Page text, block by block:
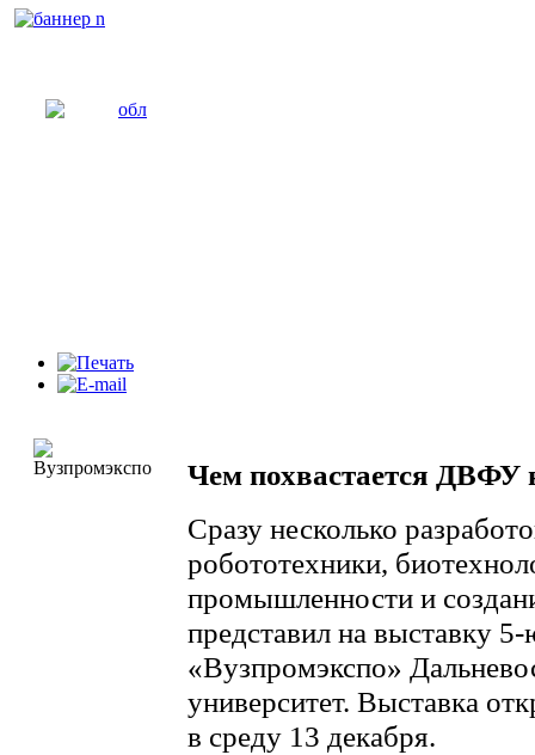
Чем похвастается
Сразу несколько
робототехники,
промышленности и
представил на выставку
«Вузпромэкспо»
университет. Выставка
в среду 13 декабря.